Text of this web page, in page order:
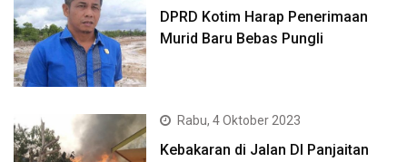
DPRD Kotim Harap Penerimaan
Murid Baru Bebas Pungli
Rabu, 4 Oktober 2023
Kebakaran di Jalan DI Panjaitan